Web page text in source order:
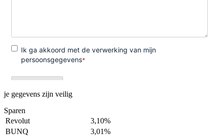
je gegevens zijn veilig
Sparen
Revolut
3,10%
BUNQ
3,01%